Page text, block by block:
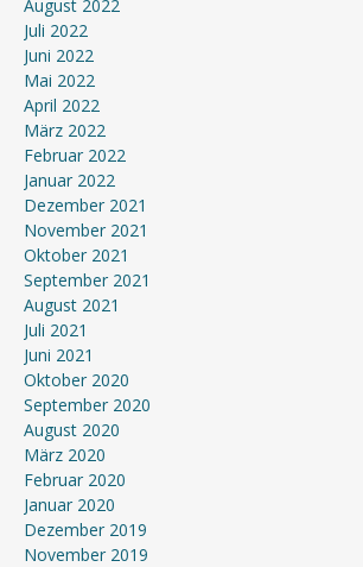
August 2022
Juli 2022
Juni 2022
Mai 2022
April 2022
März 2022
Februar 2022
Januar 2022
Dezember 2021
November 2021
Oktober 2021
September 2021
August 2021
Juli 2021
Juni 2021
Oktober 2020
September 2020
August 2020
März 2020
Februar 2020
Januar 2020
Dezember 2019
November 2019